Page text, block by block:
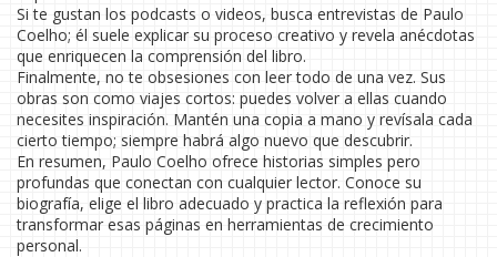
Si te gustan los podcasts o videos, busca entrevistas de Paulo
Coelho; él suele explicar su proceso creativo y revela anécdotas
que enriquecen la comprensión del libro.
Finalmente, no te obsesiones con leer todo de una vez. Sus
obras son como viajes cortos: puedes volver a ellas cuando
necesites inspiración. Mantén una copia a mano y revísala cada
cierto tiempo; siempre habrá algo nuevo que descubrir.
En resumen, Paulo Coelho ofrece historias simples pero
profundas que conectan con cualquier lector. Conoce su
biografía, elige el libro adecuado y practica la reflexión para
transformar esas páginas en herramientas de crecimiento
personal.